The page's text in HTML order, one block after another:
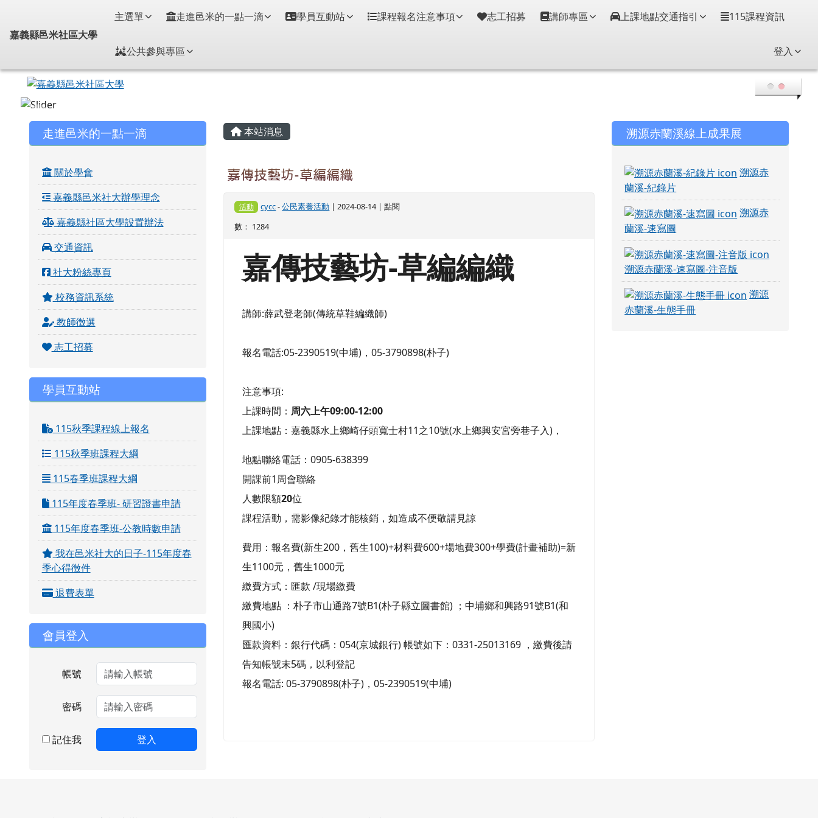
嘉義縣邑米社區大學
嘉義縣邑米社區大學
主選單 走進邑米的一點一滴 學員互動站 課程報名注意事項 志工招募 講師專區 上課地點交通指引 115課程資訊
公共參與專區 登入
左邊區域內容
走進邑米的一點一滴
關於學會
嘉義縣邑米社大辦學理念
嘉義縣社區大學設置辦法
交通資訊
社大粉絲專頁
校務資訊系統
教師徵選
志工招募
學員互動站
115秋季課程線上報名
115秋季班課程大綱
115春季班課程大綱
115年度春季班- 研習證書申請
115年度春季班-公教時數申請
我在邑米社大的日子-115年度春
季心得徵件
退費表單
會員登入
帳號
密碼
記住我 登入
主內容區域
本站消息
嘉傳技藝坊-草編編織
活動 cycc-公民素養活動 | 2024-08-14 | 點閱
數： 1284
嘉傳技藝坊-草編編織
講師:薛武登老師(傳統草鞋編織師)
報名電話:05-2390519(中埔)，05-3790898(朴子)
注意事項:
上課時間： 周六上午09:00-12:00
上課地點：嘉義縣水上鄉崎仔頭寬士村11之10號(水上鄉興安宮旁巷子入)，
地點聯絡電話：0905-638399
開課前1周會聯絡
人數限額20位
課程活動，需影像紀錄才能核銷，如造成不便敬請見諒
費用：報名費(新生200，舊生100)+材料費600+場地費300+學費(計畫補助)=新
生1100元，舊生1000元
繳費方式：匯款 /現場繳費
繳費地點 ：朴子市山通路7號B1(朴子縣立圖書館) ；中埔鄉和興路91號B1(和
興國小)
匯款資料：銀行代碼：054(京城銀行) 帳號如下：0331-25013169 ，繳費後請
告知帳號末5碼，以利登記
報名電話: 05-3790898(朴子)，05-2390519(中埔)
右邊區域內容
溯源赤蘭溪線上成果展
溯源赤
蘭溪-紀錄片
溯源赤
蘭溪-速寫圖
溯源赤蘭溪-速寫圖-注音版
溯源
赤蘭溪-生態手冊
頁尾區域